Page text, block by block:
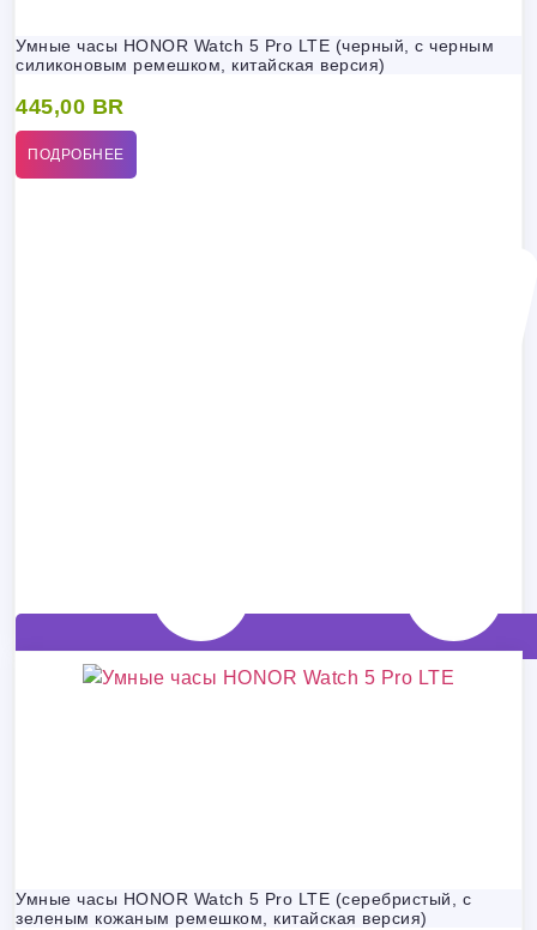
Умные часы HONOR Watch 5 Pro LTE (черный, с черным
силиконовым ремешком, китайская версия)
445,00 BR
ПОДРОБНЕЕ
Умные часы HONOR Watch 5 Pro LTE (серебристый, с
зеленым кожаным ремешком, китайская версия)